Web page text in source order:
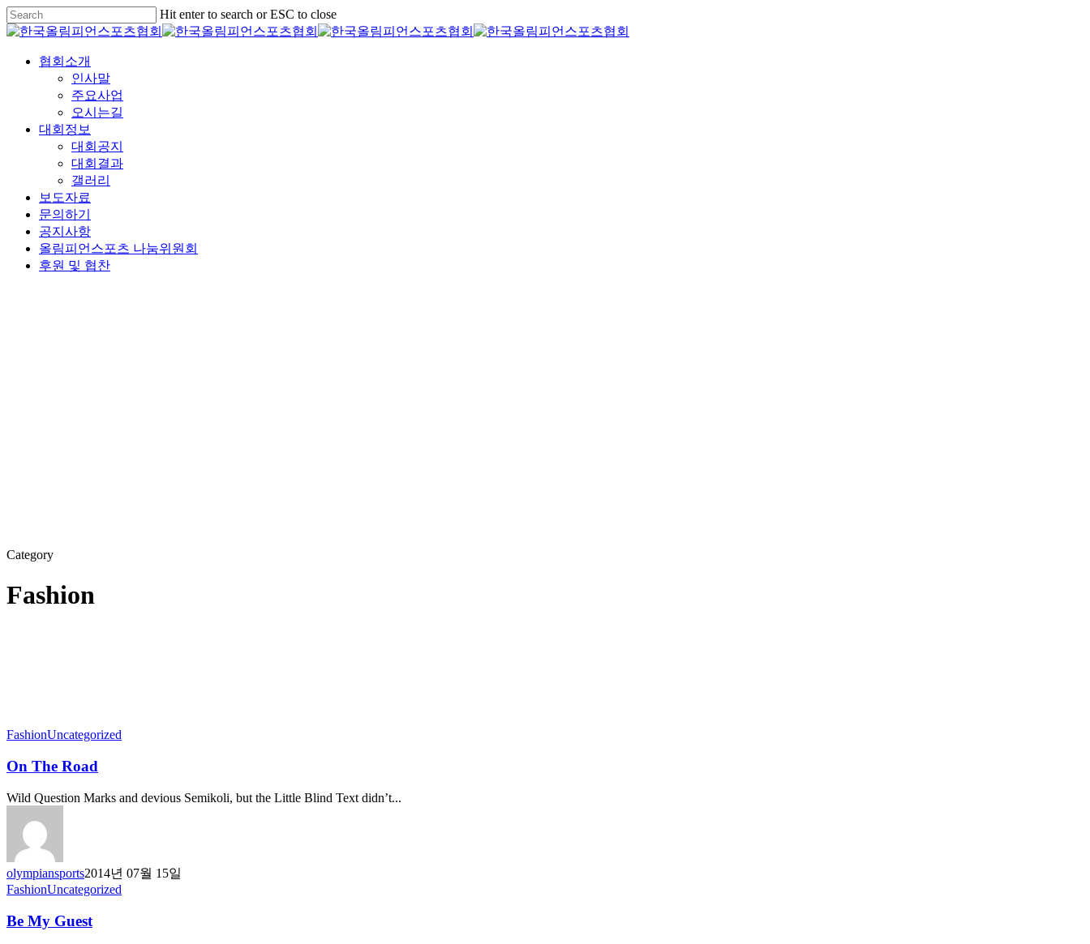
Skip
to
main
content
Hit enter to search or ESC to close
Close
협회소개
인사말
주요사업
오시는길
대회정보
대회공지
대회결과
갤러리
보도자료
문의하기
공지사항
올림피언스포츠 나눔위원회
후원 및 협찬
Category
Fashion
On
Road
FashionUncategorized
On The Road
Wild Question Marks and devious Semikoli, but the Little Blind Text didn’t...
olympiansports2014년 07월 15일
Be
Guest
FashionUncategorized
Be My Guest